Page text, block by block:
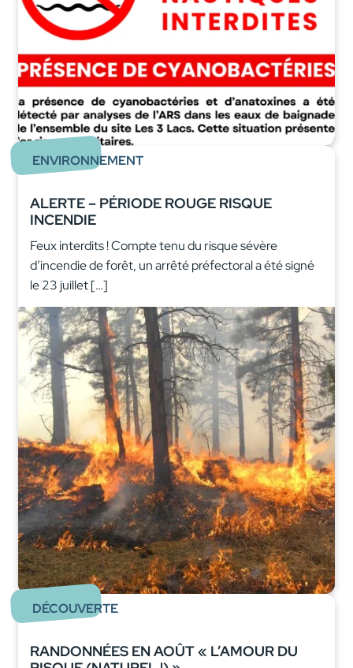
ENVIRONNEMENT
ALERTE – PÉRIODE ROUGE RISQUE
INCENDIE
Feux interdits ! Compte tenu du risque sévère
d’incendie de forêt, un arrêté préfectoral a été signé
le 23 juillet […]
DÉCOUVERTE
RANDONNÉES EN AOÛT « L’AMOUR DU